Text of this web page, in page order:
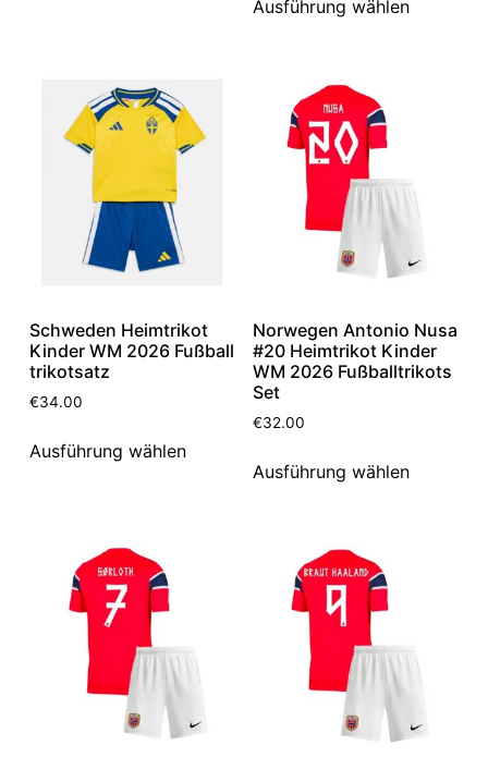
Ausführung wählen
Schweden Heimtrikot
Kinder WM 2026 Fußball
trikotsatz
€34.00
Ausführung wählen
Norwegen Antonio Nusa
#20 Heimtrikot Kinder
WM 2026 Fußballtrikots
Set
€32.00
Ausführung wählen